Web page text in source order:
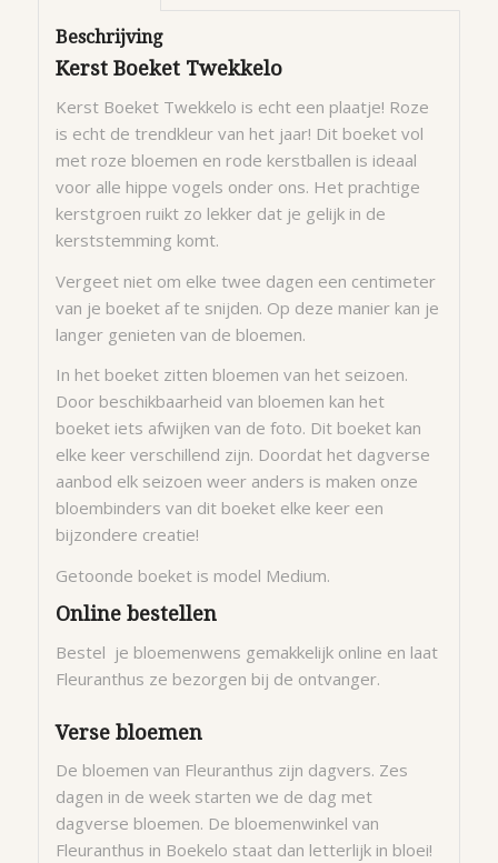
Beschrijving
Kerst Boeket Twekkelo
Kerst Boeket Twekkelo is echt een plaatje! Roze
is echt de trendkleur van het jaar! Dit boeket vol
met roze bloemen en rode kerstballen is ideaal
voor alle hippe vogels onder ons. Het prachtige
kerstgroen ruikt zo lekker dat je gelijk in de
kerststemming komt.
Vergeet niet om elke twee dagen een centimeter
van je boeket af te snijden. Op deze manier kan je
langer genieten van de bloemen.
In het boeket zitten bloemen van het seizoen.
Door beschikbaarheid van bloemen kan het
boeket iets afwijken van de foto. Dit boeket kan
elke keer verschillend zijn. Doordat het dagverse
aanbod elk seizoen weer anders is maken onze
bloembinders van dit boeket elke keer een
bijzondere creatie!
Getoonde boeket is model Medium.
Online bestellen
Bestel je bloemenwens gemakkelijk online en laat
Fleuranthus ze bezorgen bij de ontvanger.
Verse bloemen
De bloemen van Fleuranthus zijn dagvers. Zes
dagen in de week starten we de dag met
dagverse bloemen. De bloemenwinkel van
Fleuranthus in Boekelo staat dan letterlijk in bloei!